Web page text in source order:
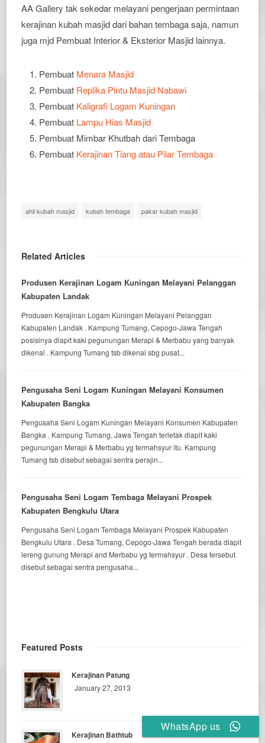
AA Gallery tak sekedar melayani pengerjaan permintaan
kerajinan kubah masjid dari bahan tembaga saja, namun
juga mjd Pembuat Interior & Eksterior Masjid lainnya.
Pembuat Menara Masjid
Pembuat Replika Pintu Masjid Nabawi
Pembuat Kaligrafi Logam Kuningan
Pembuat Lampu Hias Masjid
Pembuat Mimbar Khutbah dari Tembaga
Pembuat Kerajinan Tiang atau Pilar Tembaga
ahli kubah masjid kubah tembaga pakar kubah masjid
Related Articles
Produsen Kerajinan Logam Kuningan Melayani Pelanggan
Kabupaten Landak
Produsen Kerajinan Logam Kuningan Melayani Pelanggan
Kabupaten Landak . Kampung Tumang, Cepogo-Jawa Tengah
posisinya diapit kaki pegunungan Merapi & Merbabu yang banyak
dikenal . Kampung Tumang tsb dikenal sbg pusat...
Pengusaha Seni Logam Kuningan Melayani Konsumen
Kabupaten Bangka
Pengusaha Seni Logam Kuningan Melayani Konsumen Kabupaten
Bangka . Kampung Tumang, Jawa Tengah terletak diapit kaki
pegunungan Merapi & Merbabu yg termahsyur itu. Kampung
Tumang tsb disebut sebagai sentra perajin...
Pengusaha Seni Logam Tembaga Melayani Prospek
Kabupaten Bengkulu Utara
Pengusaha Seni Logam Tembaga Melayani Prospek Kabupaten
Bengkulu Utara . Desa Tumang, Cepogo-Jawa Tengah berada diapit
lereng gunung Merapi and Merbabu yg termahsyur . Desa tersebut
disebut sebagai sentra pengusaha...
Featured Posts
Kerajinan Patung
January 27, 2013
Kerajinan Bathtub
WhatsApp us